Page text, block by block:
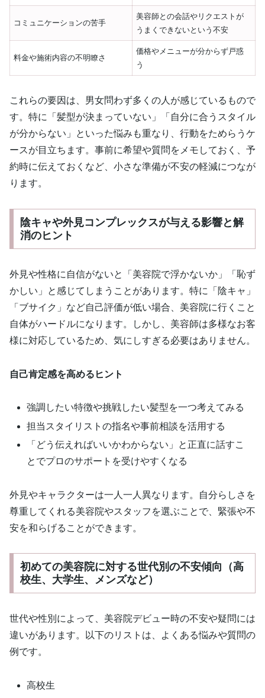
コミュニケーションの苦手
美容師との会話やリクエストが
うまくできないという不安
料金や施術内容の不明瞭さ
価格やメニューが分からず戸惑
う
これらの要因は、男女問わず多くの人が感じているもので
す。特に「髪型が決まっていない」「自分に合うスタイル
が分からない」といった悩みも重なり、行動をためらうケ
ースが目立ちます。事前に希望や質問をメモしておく、予
約時に伝えておくなど、小さな準備が不安の軽減につなが
ります。
陰キャや外見コンプレックスが与える影響と解
消のヒント
外見や性格に自信がないと「美容院で浮かないか」「恥ず
かしい」と感じてしまうことがあります。特に「陰キャ」
「ブサイク」など自己評価が低い場合、美容院に行くこと
自体がハードルになります。しかし、美容師は多様なお客
様に対応しているため、気にしすぎる必要はありません。
自己肯定感を高めるヒント
強調したい特徴や挑戦したい髪型を一つ考えてみる
担当スタイリストの指名や事前相談を活用する
「どう伝えればいいかわからない」と正直に話すこ
とでプロのサポートを受けやすくなる
外見やキャラクターは一人一人異なります。自分らしさを
尊重してくれる美容院やスタッフを選ぶことで、緊張や不
安を和らげることができます。
初めての美容院に対する世代別の不安傾向（高
校生、大学生、メンズなど）
世代や性別によって、美容院デビュー時の不安や疑問には
違いがあります。以下のリストは、よくある悩みや質問の
例です。
高校生